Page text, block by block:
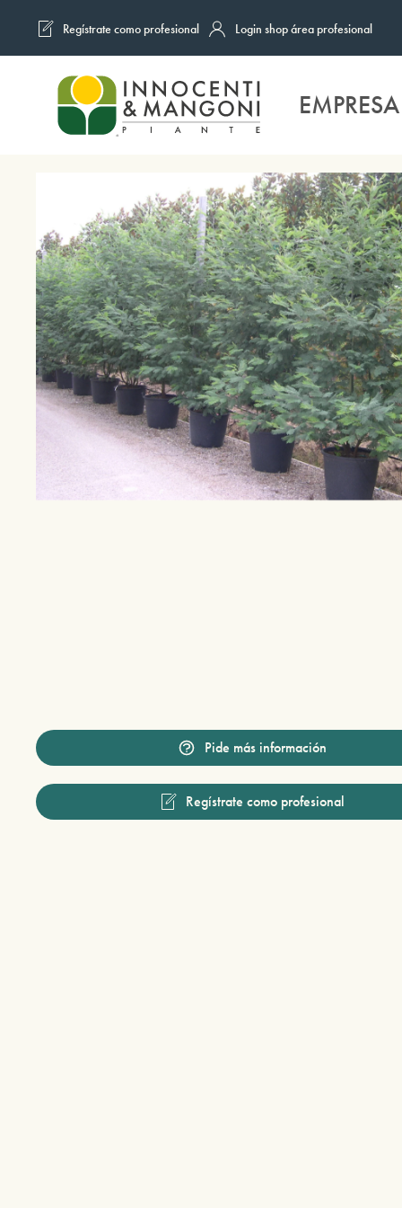
Skip to main content
Regístrate como profesional Login shop área profesional
EMPRESA
Pide más información
Regístrate como profesional